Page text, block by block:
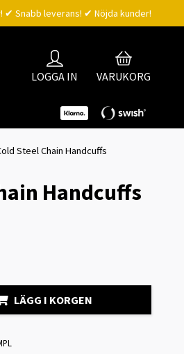
✔ Snabb leverans! ✔ Nöjda kunder!
LOGGA IN VARUKORG
Steel Chain Handcuffs
Handcuffs
LÄGG I KORGEN